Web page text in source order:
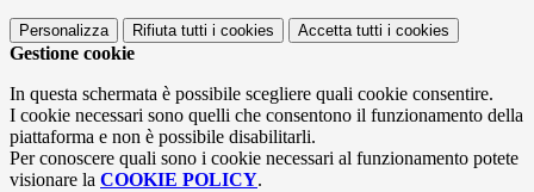
Personalizza Rifiuta tutti i cookies Accetta tutti i cookies
Gestione cookie
In questa schermata è possibile scegliere quali cookie consentire.
I cookie necessari sono quelli che consentono il funzionamento della
piattaforma e non è possibile disabilitarli.
Per conoscere quali sono i cookie necessari al funzionamento potete
visionare la COOKIE POLICY.